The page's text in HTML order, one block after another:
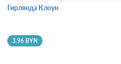
Гирлянда Клоун
3.96 BYN